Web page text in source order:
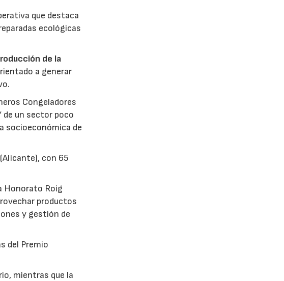
que destaca
ecológicas
de la
a generar
Congeladores
de un sector poco
socioeconómica de
con 65
Honorato Roig
productos
y gestión de
del Premio
mientras que la